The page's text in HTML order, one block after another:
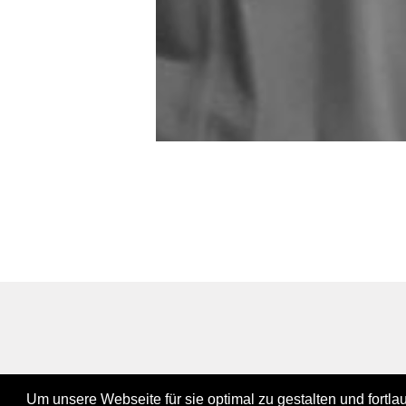
Um unsere Webseite für sie optimal zu gestalten und